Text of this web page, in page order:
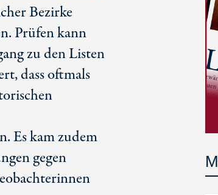
Bezirke
Prüfen kann
zu den Listen
dass oftmals
Es kam zudem
gegen